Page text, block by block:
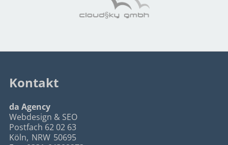
Kontakt
da Agency
Webdesign & SEO
Postfach 62 02 63
Köln, NRW 50695